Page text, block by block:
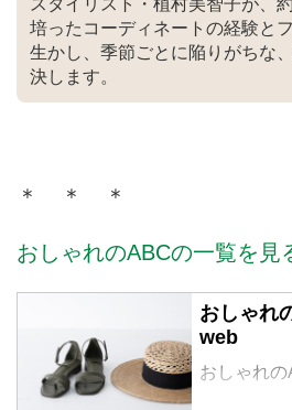
スタイリスト・植村美智子が、
培ったコーディネートの経験と
生かし、季節ごとに陥りがちな
決します。
＊ ＊ ＊
おしゃれのABCの一覧を
おしゃれ
web
おしゃれ